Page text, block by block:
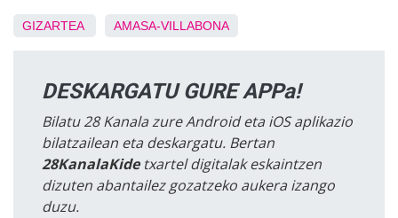
GIZARTEA AMASA-VILLABONA
DESKARGATU GURE APPa!
Bilatu 28 Kanala zure Android eta iOS aplikazio
bilatzailean eta deskargatu. Bertan
28KanalaKidetxartel digitalak eskaintzen
dizuten abantailez gozatzeko aukera izango
duzu.